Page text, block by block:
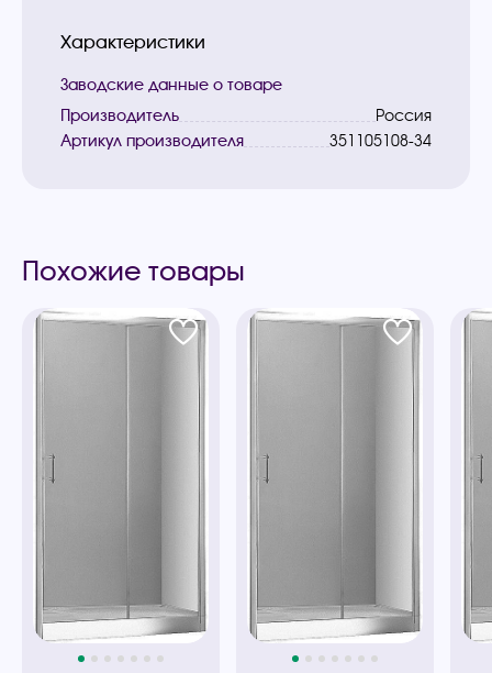
Характеристики
Заводские данные о товаре
Производитель
Россия
Артикул производителя
351105108-34
Похожие товары